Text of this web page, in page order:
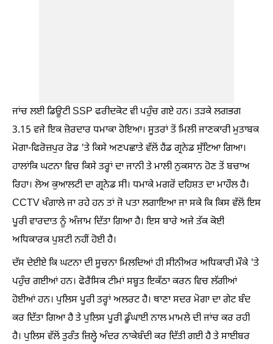
ਜਾਂਚ ਲਈ ਡਿਊਟੀ SSP ਫਰੀਦਕੋਟ ਵੀ ਪਹੁੰਚ ਗਏ ਹਨ। ਤੜਕੇ ਲਗਭਗ
3.15 ਵਜੇ ਇਕ ਜ਼ੋਰਦਾਰ ਧਮਾਕਾ ਹੋਇਆ। ਸੂਤਰਾਂ ਤੋਂ ਮਿਲੀ ਜਾਣਕਾਰੀ ਮੁਤਾਬਕ
ਮੋਗਾ-ਫਿਰੋਜ਼ਪੁਰ ਰੋਡ 'ਤੇ ਕਿਸੇ ਅਣਪਛਾਤੇ ਵੱਲੋਂ ਹੈਂਡ ਗ੍ਰਨੇਡ ਸੁੱਟਿਆ ਗਿਆ।
ਹਾਲਾਂਕਿ ਘਟਨਾ ਵਿਚ ਕਿਸੇ ਤਰ੍ਹਾਂ ਦਾ ਜਾਨੀ ਤੇ ਮਾਲੀ ਨੁਕਸਾਨ ਹੋਣ ਤੋਂ ਬਚਾਅ
ਰਿਹਾ। ਲੋਅ ਕੁਆਲਟੀ ਦਾ ਗ੍ਰਨੇਡ ਸੀ। ਧਮਾਕੇ ਮਗਰੋਂ ਦਹਿਸ਼ਤ ਦਾ ਮਾਹੌਲ ਹੈ।
CCTV ਖੰਗਾਲੇ ਜਾ ਰਹੇ ਹਨ ਤਾਂ ਜੋ ਪਤਾ ਲਗਾਇਆ ਜਾ ਸਕੇ ਕਿ ਕਿਸ ਵੱਲੋਂ ਇਸ
ਪੂਰੀ ਵਾਰਦਾਤ ਨੂੰ ਅੰਜਾਮ ਦਿੱਤਾ ਗਿਆ ਹੈ। ਇਸ ਬਾਰੇ ਅਜੇ ਤੱਕ ਕੋਈ
ਅਧਿਕਾਰਕ ਪੁਸ਼ਟੀ ਨਹੀਂ ਹੋਈ ਹੈ।
ਦੱਸ ਦੇਈਏ ਕਿ ਘਟਨਾ ਦੀ ਸੂਚਨਾ ਮਿਲਦਿਆਂ ਹੀ ਸੀਨੀਅਰ ਅਧਿਕਾਰੀ ਮੌਕੇ 'ਤੇ
ਪਹੁੰਚ ਗਈਆਂ ਹਨ। ਫੋਰੈਂਸਿਕ ਟੀਮਾਂ ਸਬੂਤ ਇਕੱਠਾ ਕਰਨ ਵਿਚ ਲੱਗੀਆਂ
ਹੋਈਆਂ ਹਨ। ਪੁਲਿਸ ਪੂਰੀ ਤਰ੍ਹਾਂ ਅਲਰਟ ਹੈ। ਥਾਣਾ ਸਦਰ ਮੋਗਾ ਦਾ ਗੇਟ ਬੰਦ
ਕਰ ਦਿੱਤਾ ਗਿਆ ਹੈ ਤੇ ਪੁਲਿਸ ਪੂਰੀ ਡੂੰਘਾਈ ਨਾਲ ਮਾਮਲੇ ਦੀ ਜਾਂਚ ਕਰ ਰਹੀ
ਹੈ। ਪੁਲਿਸ ਵੱਲੋਂ ਤੁਰੰਤ ਜ਼ਿਲ੍ਹੇ ਅੰਦਰ ਨਾਕੇਬੰਦੀ ਕਰ ਦਿੱਤੀ ਗਈ ਹੈ ਤੇ ਸਾਈਬਰ